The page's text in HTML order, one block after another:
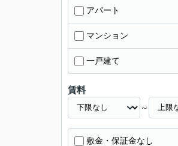
アパート
マンション
一戸建て
賃料
～
敷金・保証金なし